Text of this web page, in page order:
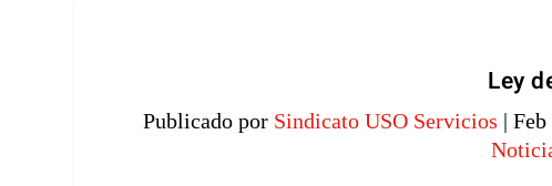
Ley
Publicado por Sindicato USO Servicios | Feb